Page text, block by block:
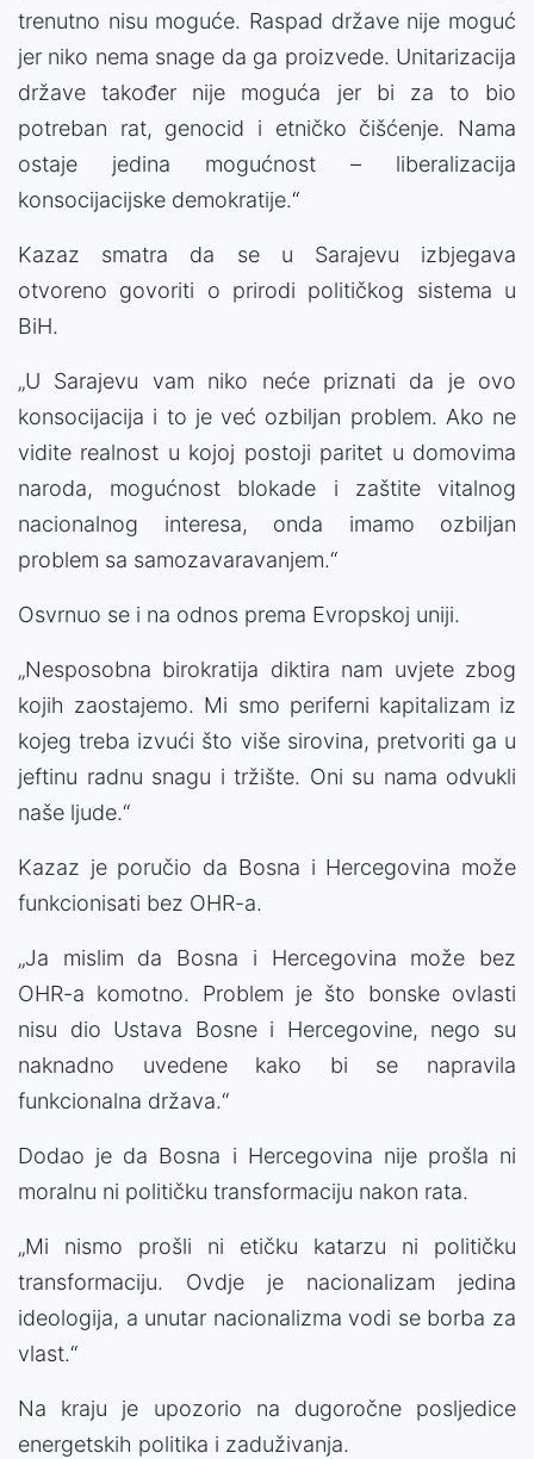
trenutno nisu moguće. Raspad države nije moguć
jer niko nema snage da ga proizvede. Unitarizacija
države također nije moguća jer bi za to bio
potreban rat, genocid i etničko čišćenje. Nama
ostaje jedina mogućnost – liberalizacija
konsocijacijske demokratije.“
Kazaz smatra da se u Sarajevu izbjegava
otvoreno govoriti o prirodi političkog sistema u
BiH.
„U Sarajevu vam niko neće priznati da je ovo
konsocijacija i to je već ozbiljan problem. Ako ne
vidite realnost u kojoj postoji paritet u domovima
naroda, mogućnost blokade i zaštite vitalnog
nacionalnog interesa, onda imamo ozbiljan
problem sa samozavaravanjem.“
Osvrnuo se i na odnos prema Evropskoj uniji.
„Nesposobna birokratija diktira nam uvjete zbog
kojih zaostajemo. Mi smo periferni kapitalizam iz
kojeg treba izvući što više sirovina, pretvoriti ga u
jeftinu radnu snagu i tržište. Oni su nama odvukli
naše ljude.“
Kazaz je poručio da Bosna i Hercegovina može
funkcionisati bez OHR-a.
„Ja mislim da Bosna i Hercegovina može bez
OHR-a komotno. Problem je što bonske ovlasti
nisu dio Ustava Bosne i Hercegovine, nego su
naknadno uvedene kako bi se napravila
funkcionalna država.“
Dodao je da Bosna i Hercegovina nije prošla ni
moralnu ni političku transformaciju nakon rata.
„Mi nismo prošli ni etičku katarzu ni političku
transformaciju. Ovdje je nacionalizam jedina
ideologija, a unutar nacionalizma vodi se borba za
vlast.“
Na kraju je upozorio na dugoročne posljedice
energetskih politika i zaduživanja.